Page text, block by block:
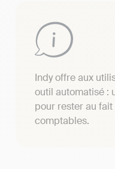
Indy offre aux
outil automatisé :
pour rester au
comptables.